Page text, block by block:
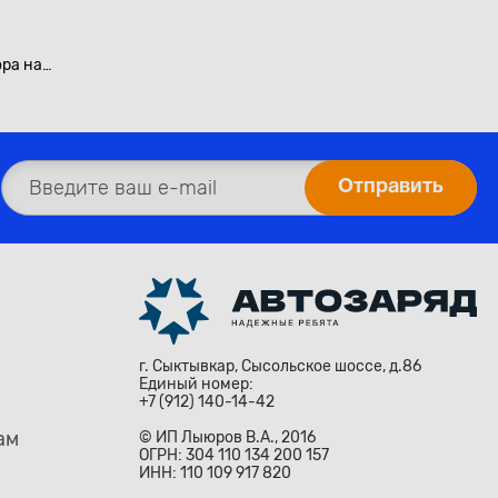
на
г. Сыктывкар, Сысольское шоссе, д.86
Единый номер:
+7 (912) 140-14-42
© ИП Лыюров В.А., 2016
ОГРН: 304 110 134 200 157
ИНН: 110 109 917 820